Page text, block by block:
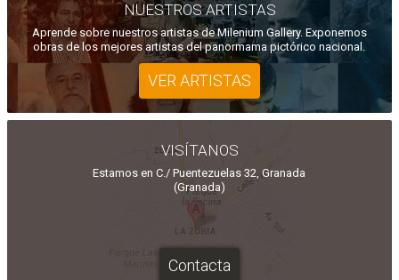
NUESTROS ARTISTAS
Aprende sobre nuestros artistas de Milenium Gallery. Exponemos
obras de los mejores artistas del panormama pictórico nacional.
VER ARTISTAS
VISÍTANOS
Estamos en C./ Puentezuelas 32, Granada
(Granada)
Contacta